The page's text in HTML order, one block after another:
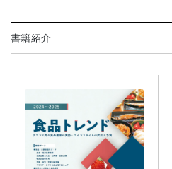
書籍紹介